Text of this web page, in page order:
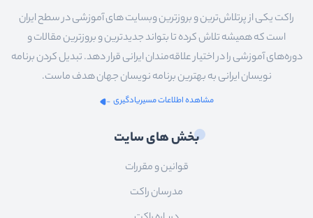
راکت یکی از پرتلاش‌ترین و بروزترین وبسایت های آموزشی در سطح ایران
است که همیشه تلاش کرده تا بتواند جدیدترین و بروزترین مقالات و
دوره‌های آموزشی را در اختیار علاقه‌مندان ایرانی قرار دهد. تبدیل کردن برنامه
نویسان ایرانی به بهترین برنامه نویسان جهان هدف ماست.
مشاهده اطلاعات مسیریادگیری
بخش های سایت
قوانین و مقررات
مدرسان راکت